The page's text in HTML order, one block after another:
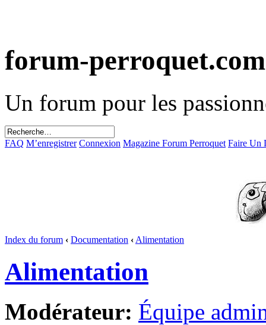
forum-perroquet.com
Un forum pour les
FAQ M’enregistrer Connexion Magazine Forum Perroquet Faire Un
Index du forum ‹ Documentation ‹ Alimentation
Alimentation
Modérateur: Équipe